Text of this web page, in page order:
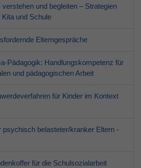
verstehen und begleiten – Strategien
und Schule
Elterngespräche
Pädagogik: Handlungskompetenz für
und pädagogischen Arbeit
für Kinder im Kontext
psychisch belasteter/kranker Eltern -
für die Schulsozialarbeit